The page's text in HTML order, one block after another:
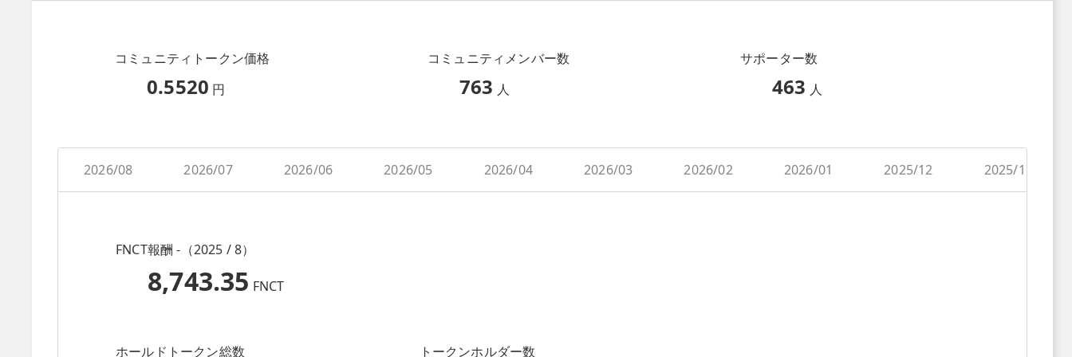
コミュニティトークン価格
0.5520 円
コミュニティメンバー数
763 人
サポーター数
463 人
2026/08 2026/07 2026/06 2026/05 2026/04 2026/03 2026/02 2026/01 2025/12 2025/11
FNCT報酬 -（2025 / 8）
8,743.35 FNCT
ホールドトークン総数 トークンホルダー数